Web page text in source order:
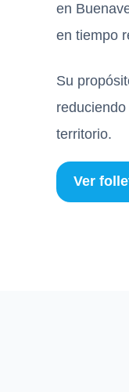
en
en tiempo
Su
territorio.
Ver